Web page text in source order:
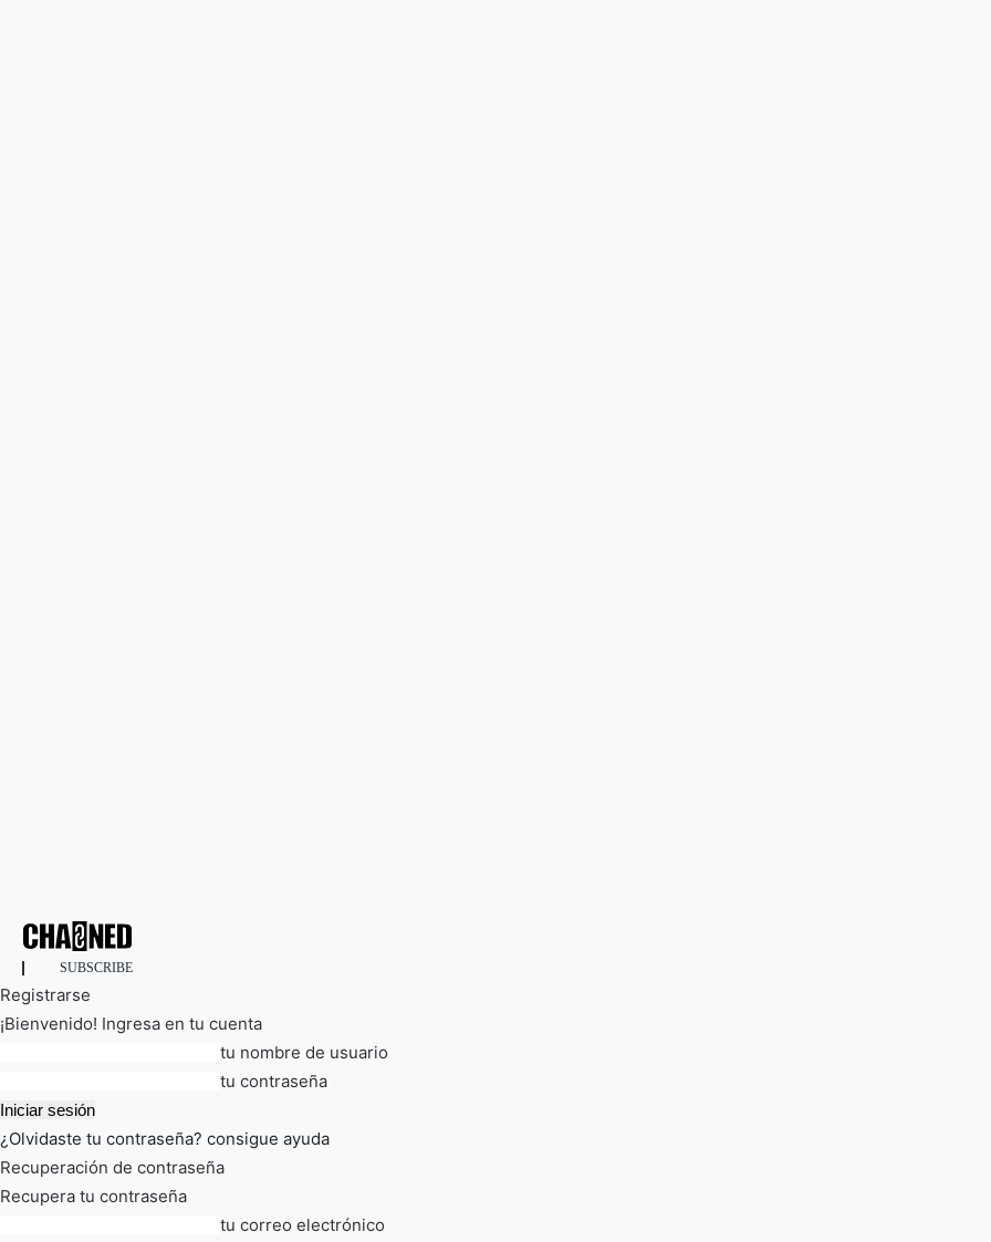
SUBSCRIBE
Registrarse
¡Bienvenido! Ingresa en tu cuenta
tu nombre de usuario
tu contraseña
¿Olvidaste tu contraseña? consigue ayuda
Recuperación de contraseña
Recupera tu contraseña
tu correo electrónico